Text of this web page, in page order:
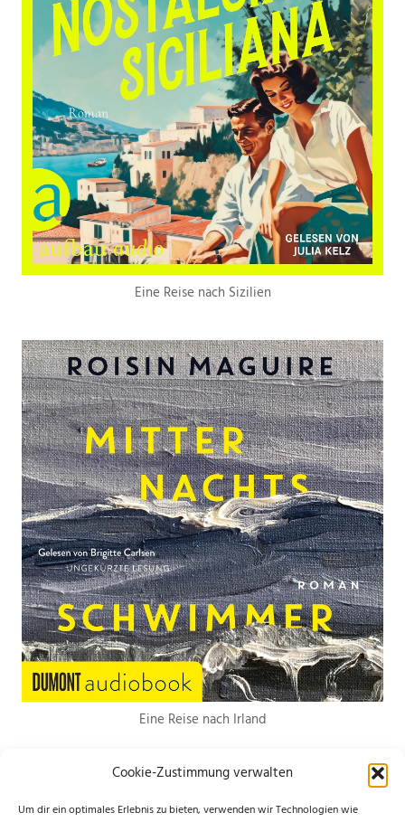
Cookie-Zustimmung verwalten
Um dir ein optimales Erlebnis zu bieten, verwenden wir Technologien wie
Eine Reise nach Sizilien
Eine Reise nach Irland